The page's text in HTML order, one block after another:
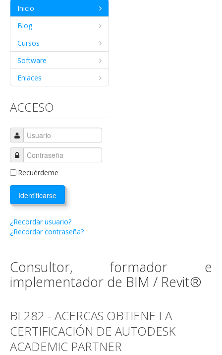
Inicio
Blog
Cursos
Software
Enlaces
ACCESO
Recuérdeme
Identificarse
¿Recordar usuario?
¿Recordar contraseña?
Consultor, formador e
implementador de BIM / Revit®
BL282 - ACERCAS OBTIENE LA
CERTIFICACIÓN DE AUTODESK
ACADEMIC PARTNER